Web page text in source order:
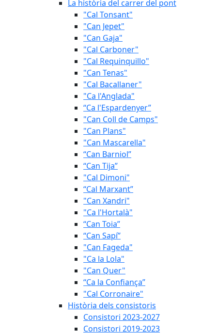
La història del carrer del pont
"Cal Tonsant"
"Can Jepet"
"Can Gaja"
"Cal Carboner"
"Cal Requinquillo"
"Can Tenas"
"Cal Bacallaner"
"Ca l'Anglada"
“Ca l'Espardenyer”
"Can Coll de Camps"
"Can Plans"
"Can Mascarella"
“Can Barniol”
“Can Tija”
"Cal Dimoni"
“Cal Marxant”
"Can Xandri"
"Ca l'Hortalà"
“Can Toia”
“Can Sapí”
"Can Fageda"
"Ca la Lola"
"Can Quer"
“Ca la Confiança”
"Cal Corronaire"
Història dels consistoris
Consistori 2023-2027
Consistori 2019-2023